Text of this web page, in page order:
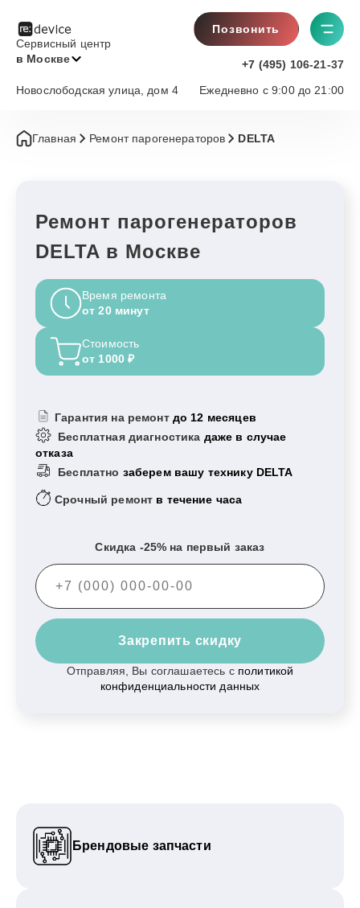
Сервисный центр
в Москве
Позвонить
+7 (495) 106-21-37
Ежедневно с 9:00 до 21:00
Новослободская улица, дом 4
Главная Ремонт парогенераторов DELTA
Ремонт парогенераторов
DELTA в Москве
Время ремонта
от 20 минут
Стоимость
от 1000 ₽
Гарантия на ремонт до 12 месяцев
Бесплатная диагностика даже в случае
отказа
Бесплатно заберем вашу технику DELTA
Срочный ремонт в течение часа
Скидка -25% на первый заказ
Закрепить скидку
Отправляя, Вы соглашаетесь с политикой
конфиденциальности данных
Брендовые запчасти